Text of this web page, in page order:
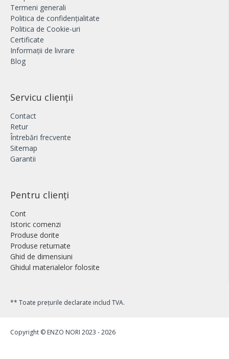
Termeni generali
Politica de confidențialitate
Politica de Cookie-uri
Certificate
Informații de livrare
Blog
Servicu clienții
Contact
Retur
Întrebări frecvente
Sitemap
Garantii
Pentru clienți
Cont
Istoric comenzi
Produse dorite
Produse returnate
Ghid de dimensiuni
Ghidul materialelor folosite
** Toate prețurile declarate includ TVA.
Copyright © ENZO NORI 2023 - 2026